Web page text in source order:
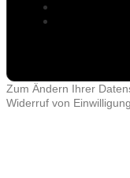
Zum Ändern Ihrer
Widerruf von